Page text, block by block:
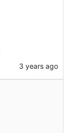
3 years ago